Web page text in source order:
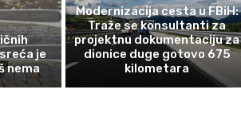
je
nema
Modernizacija cesta u FBiH:
Traže se konsultanti za
projektnu dokumentaciju za
dionice duge gotovo 675
kilometara